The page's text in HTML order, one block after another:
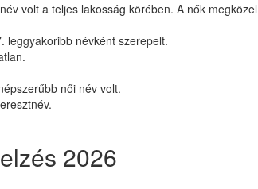
volt a teljes lakosság körében. A nők
leggyakoribb névként szerepelt.
női név volt.
2026